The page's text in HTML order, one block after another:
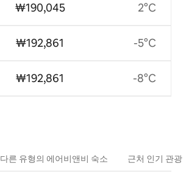
₩190,045
₩192,861
₩192,861
2°C
-5°C
-8°C
다른 유형의 에어비앤비 숙소 근처 인기 관광